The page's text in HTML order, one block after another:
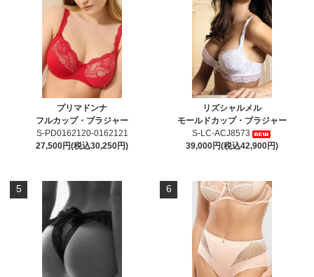
プリマドンナ
フルカップ・ブラジャー
S-PD0162120-0162121
27,500円(税込30,250円)
リズシャルメル
モールドカップ・ブラジャー
S-LC-ACJ8573
39,000円(税込42,900円)
5 6